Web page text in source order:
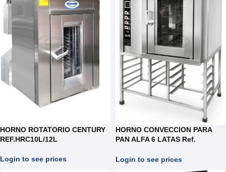
HORNO ROTATORIO CENTURY
REF.HRC10L/12L
Login to see prices
HORNO CONVECCION PARA
PAN ALFA 6 LATAS Ref.
Login to see prices